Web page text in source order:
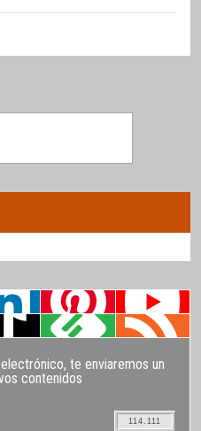
te enviaremos un
contenidos
114.111